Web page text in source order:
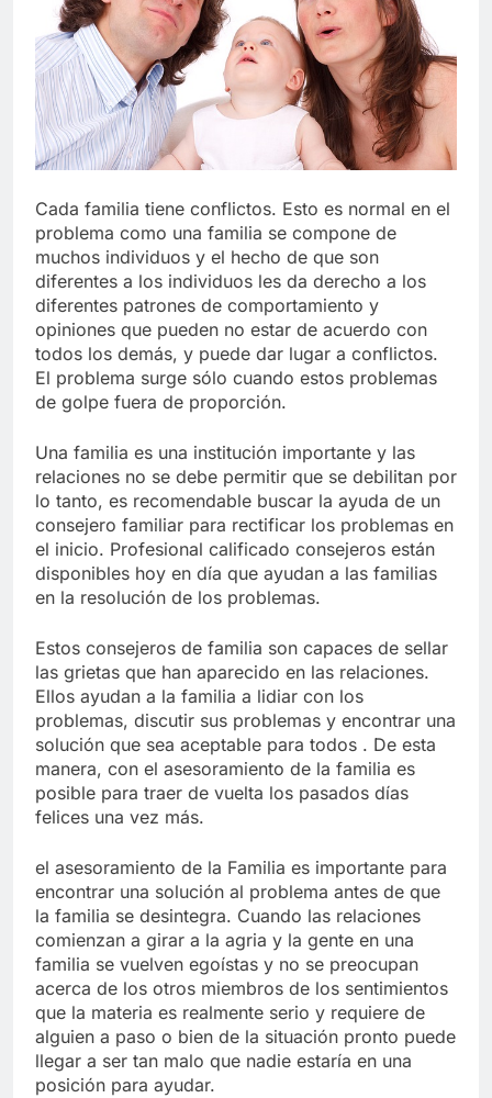
Crucero en México te
lleva a lugares
paranormales con
binoculares de visión
nocturna y reuniones de
secuestrados
7 Años Atrás
La Inteligencia Artificial
deepfake de Samsung
fabrica un clip de
movimiento desde una
sola foto
7 Años Atrás
Cada familia tiene conflictos. Esto es normal en el
problema como una familia se compone de
muchos individuos y el hecho de que son
diferentes a los individuos les da derecho a los
diferentes patrones de comportamiento y
opiniones que pueden no estar de acuerdo con
todos los demás, y puede dar lugar a conflictos.
El problema surge sólo cuando estos problemas
de golpe fuera de proporción.
Una familia es una institución importante y las
relaciones no se debe permitir que se debilitan por
lo tanto, es recomendable buscar la ayuda de un
consejero familiar para rectificar los problemas en
el inicio. Profesional calificado consejeros están
disponibles hoy en día que ayudan a las familias
en la resolución de los problemas.
Estos consejeros de familia son capaces de sellar
las grietas que han aparecido en las relaciones.
Ellos ayudan a la familia a lidiar con los
problemas, discutir sus problemas y encontrar una
solución que sea aceptable para todos . De esta
manera, con el asesoramiento de la familia es
posible para traer de vuelta los pasados días
felices una vez más.
el asesoramiento de la Familia es importante para
encontrar una solución al problema antes de que
la familia se desintegra. Cuando las relaciones
comienzan a girar a la agria y la gente en una
familia se vuelven egoístas y no se preocupan
acerca de los otros miembros de los sentimientos
que la materia es realmente serio y requiere de
alguien a paso o bien de la situación pronto puede
llegar a ser tan malo que nadie estaría en una
posición para ayudar.